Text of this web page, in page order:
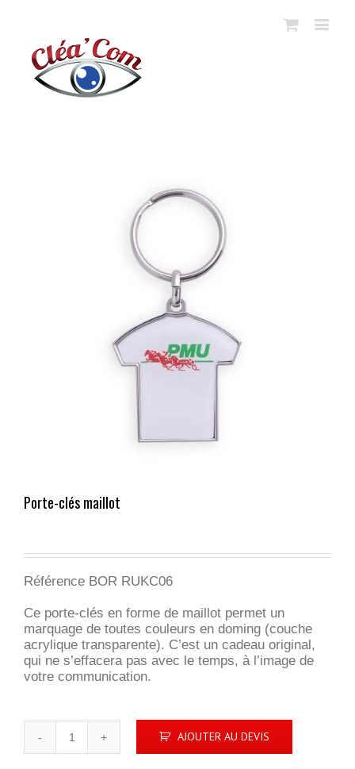
Porte-clés maillot
Référence BOR RUKC06
Ce porte-clés en forme de maillot permet un
marquage de toutes couleurs en doming (couche
acrylique transparente). C’est un cadeau original,
qui ne s’effacera pas avec le temps, à l’image de
votre communication.
AJOUTER AU DEVIS